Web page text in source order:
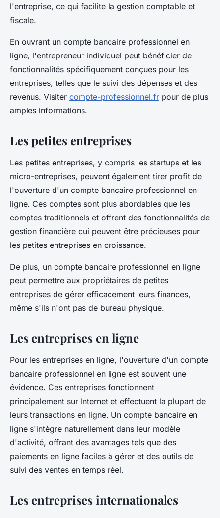
l'entreprise, ce qui facilite la gestion comptable et
fiscale.
En ouvrant un compte bancaire professionnel en
ligne, l'entrepreneur individuel peut bénéficier de
fonctionnalités spécifiquement conçues pour les
entreprises, telles que le suivi des dépenses et des
revenus. Visiter compte-professionnel.fr pour de plus
amples informations.
Les petites entreprises
Les petites entreprises, y compris les startups et les
micro-entreprises, peuvent également tirer profit de
l'ouverture d'un compte bancaire professionnel en
ligne. Ces comptes sont plus abordables que les
comptes traditionnels et offrent des fonctionnalités de
gestion financière qui peuvent être précieuses pour
les petites entreprises en croissance.
De plus, un compte bancaire professionnel en ligne
peut permettre aux propriétaires de petites
entreprises de gérer efficacement leurs finances,
même s'ils n'ont pas de bureau physique.
Les entreprises en ligne
Pour les entreprises en ligne, l'ouverture d'un compte
bancaire professionnel en ligne est souvent une
évidence. Ces entreprises fonctionnent
principalement sur Internet et effectuent la plupart de
leurs transactions en ligne. Un compte bancaire en
ligne s'intègre naturellement dans leur modèle
d'activité, offrant des avantages tels que des
paiements en ligne faciles à gérer et des outils de
suivi des ventes en temps réel.
Les entreprises internationales